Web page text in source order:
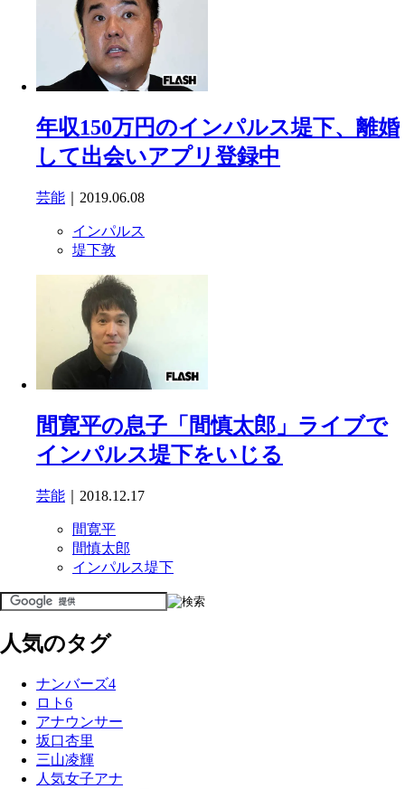
年収150万円のインパルス堤下、離婚
して出会いアプリ登録中
芸能 ｜2019.06.08
インパルス
堤下敦
間寛平の息子「間慎太郎」ライブで
インパルス堤下をいじる
芸能 ｜2018.12.17
間寛平
間慎太郎
インパルス堤下
人気のタグ
ナンバーズ4
ロト6
アナウンサー
坂口杏里
三山凌輝
人気女子アナ